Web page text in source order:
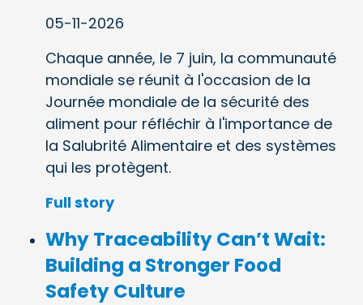
05-11-2026
Chaque année, le 7 juin, la communauté
mondiale se réunit à l'occasion de la
Journée mondiale de la sécurité des
aliment pour réfléchir à l'importance de
la Salubrité Alimentaire et des systèmes
qui les protègent.
Full story
Why Traceability Can’t Wait:
Building a Stronger Food
Safety Culture